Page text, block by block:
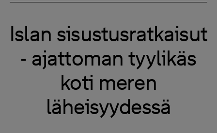
Islan sisustusratkaisut
- ajattoman tyylikäs
koti meren
läheisyydessä